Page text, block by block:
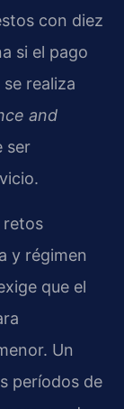
con diez
si el pago
realiza
and
ser
retos
y régimen
que el
Un
períodos de